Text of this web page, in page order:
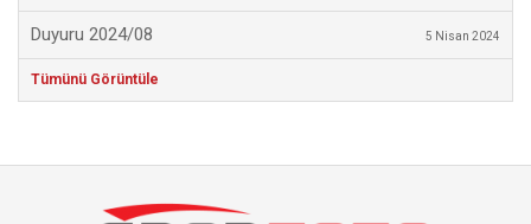
Duyuru 2024/08 5 Nisan 2024
Tümünü Görüntüle